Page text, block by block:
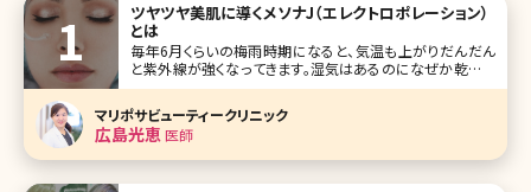
ツヤツヤ美肌に導くメソナJ（エレクトロポレーション）
とは
毎年6月くらいの梅雨時期になると、気温も上がりだんだん
と紫外線が強くなってきます。湿気はあるのになぜか乾燥す
るなと思われる方も多いのではないでしょうか。気温と湿度
が高いことによって汗や皮脂が出ており、汗が蒸発すること
によって肌が乾燥してしまい、中には自身の汗や皮脂でかぶ
れてしまうケースもあります。
マリポサビューティークリニック
広島光恵 医師